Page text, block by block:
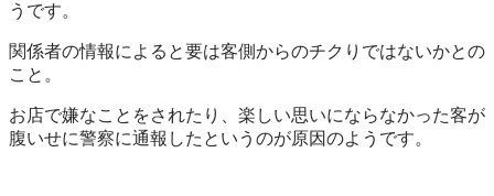
うです。
関係者の情報によると要は客側からのチクりではないかとの
こと。
お店で嫌なことをされたり、楽しい思いにならなかった客が
腹いせに警察に通報したというのが原因のようです。